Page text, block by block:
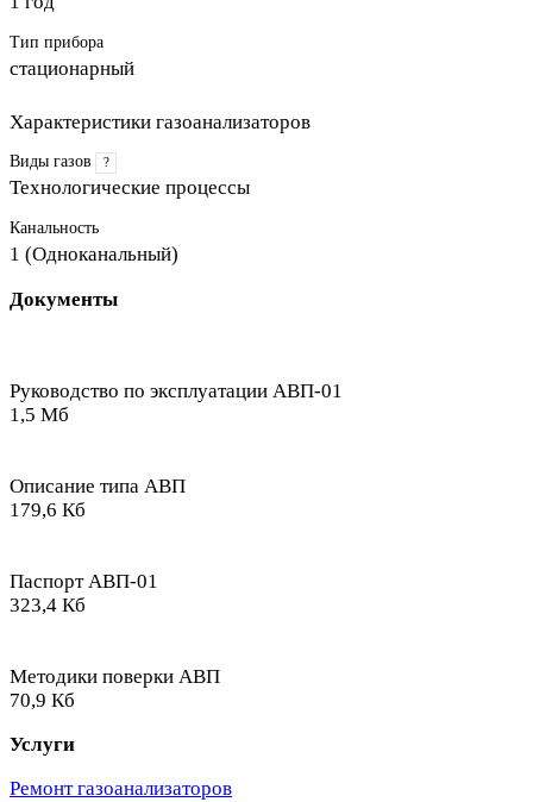
Тип прибора
стационарный
Характеристики газоанализаторов
Виды газов ?
Технологические процессы
Канальность
1 (Одноканальный)
Документы
Руководство по эксплуатации АВП-01
1,5 Мб
Описание типа АВП
179,6 Кб
Паспорт АВП-01
323,4 Кб
Методики поверки АВП
70,9 Кб
Услуги
Ремонт газоанализаторов